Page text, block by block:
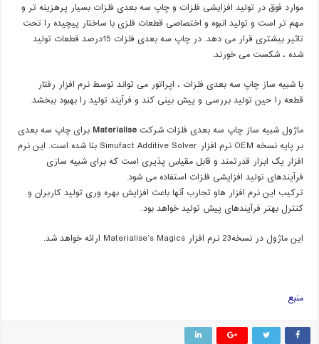
موارد فوق در تولید افزایشی فلزات و چاپ سه بعدی فلزات بسیار پرهزینه تر و
مهم تر است و تولید انبوه و اختصاصی قطعات فلزی با ساختار پیچیده را تحت
تاثیر بیشتری قرار می دهد. در چاپ سه بعدی فلزات 15درصد قطعات تولید
شده ، شکست می خورند.
با شبیه ساز چاپ سه بعدی فلزات ، اپراتور می تواند توسط نرم افزار رفتار
قطعه را حین تولید بررسی و پیش بینی کند و فرآیند تولید را بهبود ببخشد.
ماژول شبیه ساز چاپ سه بعدی فلزات شرکتMaterialise برای چاپ سه بعدی
بر پایه نسخه OEM نرم افزار Simufact Additive Solver بنا شده است. این نرم
افزار یک ابزار قدرتمند و قابل مقیاس پذیری است که برای شبیه سازی
فرآیندهای تولید افزایشی فلزات استفاده می شود.
ترکیب این نرم افزار هاو تجارب آنها باعث افزایش بهره وری تولید کاربران و
کنترل بهتر فرآیندهای پیش تولید خواهد بود.
این ماژول در نسخه23 نرم افزار Materialise’s Magics ارائه خواهد شد.
منبع